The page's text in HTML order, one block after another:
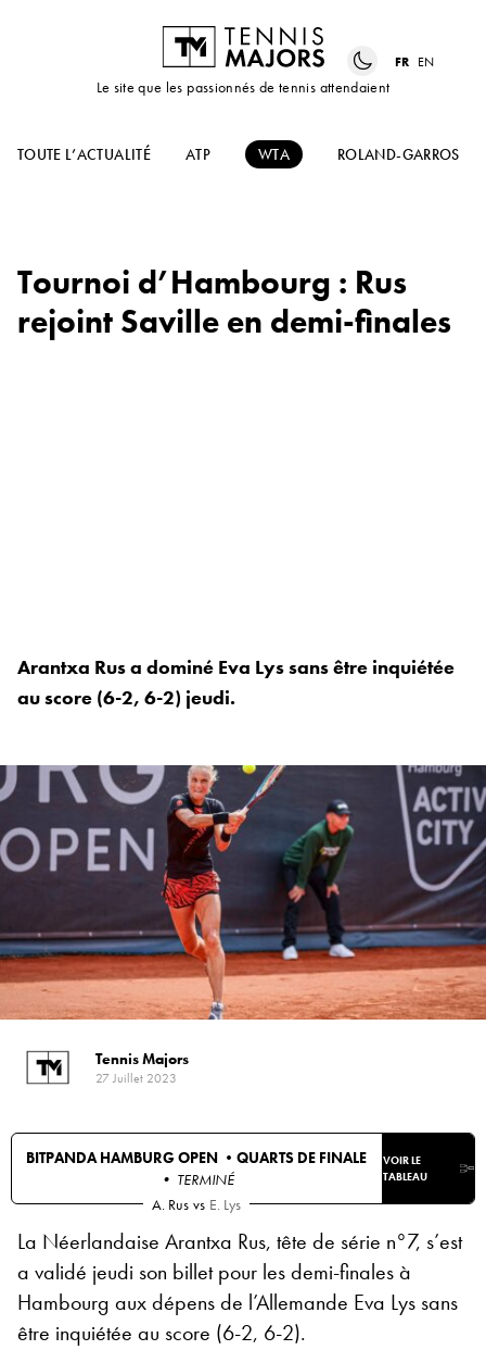
Le site que les passionnés de tennis attendaient
FR EN
TOUTE L’ACTUALITÉ ATP WTA ROLAND-GARROS
Tournoi d’Hambourg : Rus
rejoint Saville en demi-finales
Arantxa Rus a dominé Eva Lys sans être inquiétée
au score (6-2, 6-2) jeudi.
Tennis Majors
27 Juillet 2023
BITPANDA HAMBURG OPEN •QUARTS DE FINALE
• TERMINÉ
VOIR LE
TABLEAU
A. Rus vs E. Lys
La Néerlandaise Arantxa Rus, tête de série n°7, s’est
a validé jeudi son billet pour les demi-finales à
Hambourg aux dépens de l’Allemande Eva Lys sans
être inquiétée au score (6-2, 6-2).